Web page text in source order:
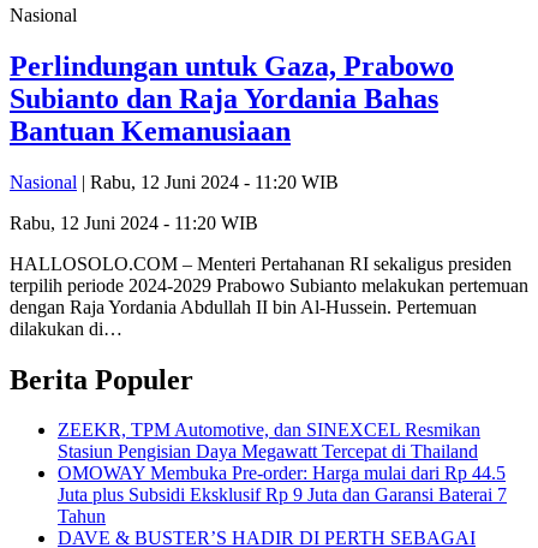
Nasional
Perlindungan untuk Gaza, Prabowo
Subianto dan Raja Yordania Bahas
Bantuan Kemanusiaan
Nasional | Rabu, 12 Juni 2024 - 11:20 WIB
Rabu, 12 Juni 2024 - 11:20 WIB
HALLOSOLO.COM – Menteri Pertahanan RI sekaligus presiden
terpilih periode 2024-2029 Prabowo Subianto melakukan pertemuan
dengan Raja Yordania Abdullah II bin Al-Hussein. Pertemuan
dilakukan di…
Berita Populer
ZEEKR, TPM Automotive, dan SINEXCEL Resmikan
Stasiun Pengisian Daya Megawatt Tercepat di Thailand
OMOWAY Membuka Pre-order: Harga mulai dari Rp 44.5
Juta plus Subsidi Eksklusif Rp 9 Juta dan Garansi Baterai 7
Tahun
DAVE & BUSTER’S HADIR DI PERTH SEBAGAI